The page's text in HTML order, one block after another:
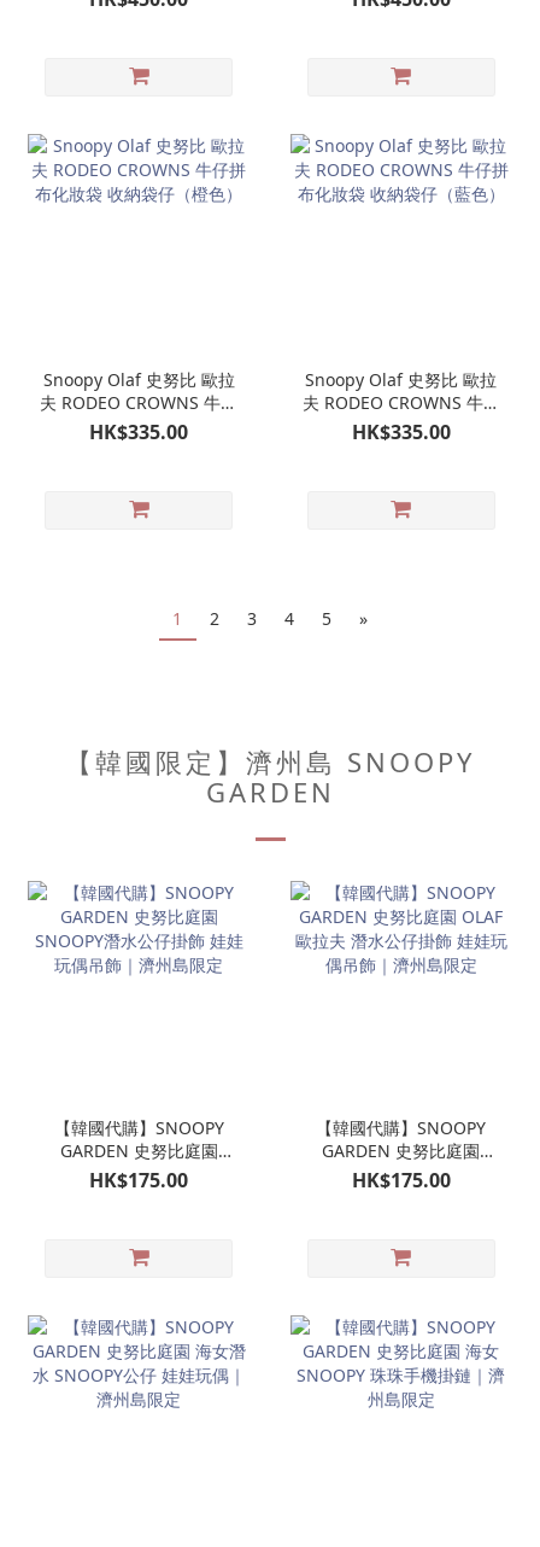
單肩包（米色）
Snoopy Olaf 史努比 歐拉
夫 RODEO CROWNS 牛仔
拼布化妝袋 收納袋仔（橙
色）
HK$335.00
Snoopy Olaf 史努比 歐拉
夫 RODEO CROWNS 牛仔
拼布化妝袋 收納袋仔（藍
色）
HK$335.00
1 2 3 4 5 »
【韓國限定】濟州島 SNOOPY
GARDEN
【韓國代購】SNOOPY
GARDEN 史努比庭園
SNOOPY潛水公仔掛飾 娃
娃玩偶吊飾｜濟州島限定
HK$175.00
【韓國代購】SNOOPY
GARDEN 史努比庭園
OLAF 歐拉夫 潛水公仔掛
飾 娃娃玩偶吊飾｜濟州島
HK$175.00